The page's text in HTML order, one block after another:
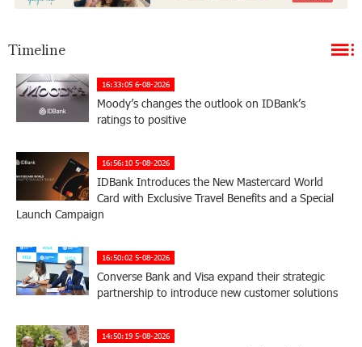
Timeline
16:33:05 6-08-2026
Moody’s changes the outlook on IDBank’s
ratings to positive
16:56:10 5-08-2026
IDBank Introduces the New Mastercard World
Card with Exclusive Travel Benefits and a Special
Launch Campaign
16:50:02 5-08-2026
Converse Bank and Visa expand their strategic
partnership to introduce new customer solutions
14:50:19 5-08-2026